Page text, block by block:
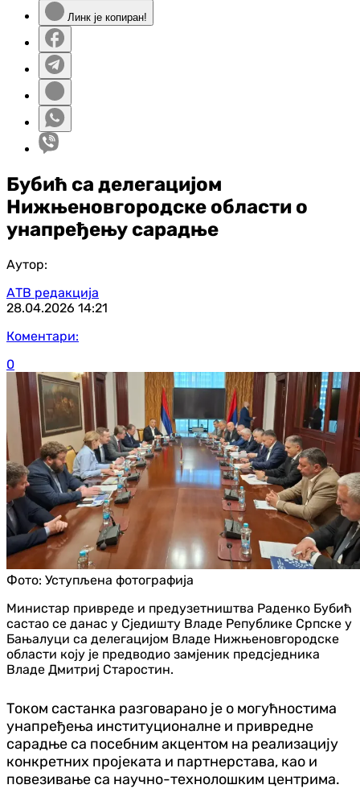
Линк је копиран!
Бубић са делегацијом
Нижњеновгородске области о
унапређењу сарадње
Аутор:
АТВ редакција
28.04.2026 14:21
Коментари:
0
Фото: Уступљена фотографија
Министар привреде и предузетништва Раденко Бубић
састао се данас у Сједишту Владе Републике Српске у
Бањалуци са делегацијом Владе Нижњеновгородске
области коју је предводио замјеник предсједника
Владе Дмитриј Старостин.
Током састанка разговарано је о могућностима
унапређења институционалне и привредне
сарадње са посебним акцентом на реализацију
конкретних пројеката и партнерстава, као и
повезивање са научно-технолошким центрима.